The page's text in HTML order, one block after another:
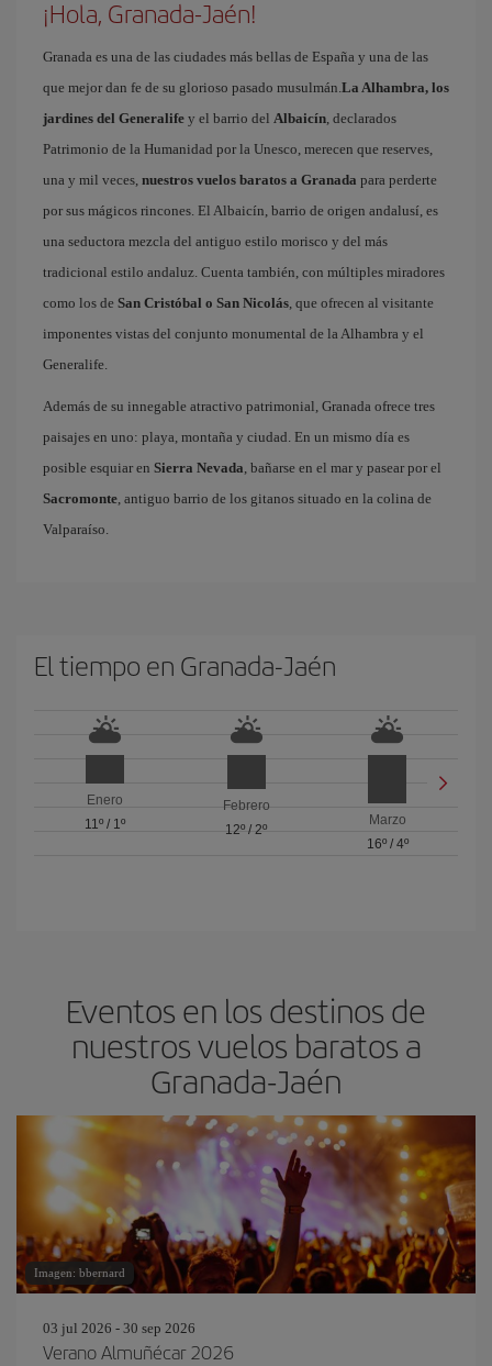
¡Hola, Granada-Jaén!
Granada es una de las ciudades más bellas de España y una de las
que mejor dan fe de su glorioso pasado musulmán.La Alhambra, los
jardines del Generalife y el barrio del Albaicín, declarados
Patrimonio de la Humanidad por la Unesco, merecen que reserves,
una y mil veces, nuestros vuelos baratos a Granada para perderte
por sus mágicos rincones. El Albaicín, barrio de origen andalusí, es
una seductora mezcla del antiguo estilo morisco y del más
tradicional estilo andaluz. Cuenta también, con múltiples miradores
como los de San Cristóbal o San Nicolás, que ofrecen al visitante
imponentes vistas del conjunto monumental de la Alhambra y el
Generalife.
Además de su innegable atractivo patrimonial, Granada ofrece tres
paisajes en uno: playa, montaña y ciudad. En un mismo día es
posible esquiar en Sierra Nevada, bañarse en el mar y pasear por el
Sacromonte, antiguo barrio de los gitanos situado en la colina de
Valparaíso.
El tiempo en Granada-Jaén
Enero
11º/ 1º
Febrero
12º / 2º
Marzo
16º/ 4º
Eventos en los destinos de
nuestros vuelos baratos a
Granada-Jaén
Imagen: bbernard
03 jul 2026 - 30 sep 2026
Verano Almuñécar 2026